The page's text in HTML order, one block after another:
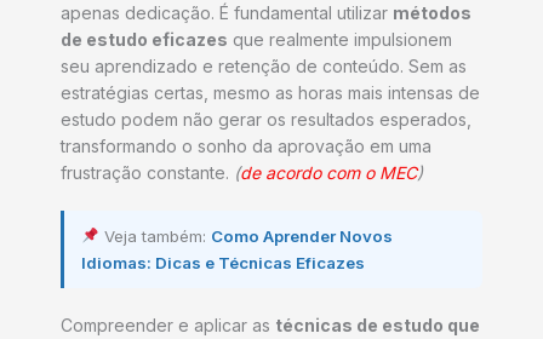
apenas dedicação. É fundamental utilizar métodos
de estudo eficazes que realmente impulsionem
seu aprendizado e retenção de conteúdo. Sem as
estratégias certas, mesmo as horas mais intensas de
estudo podem não gerar os resultados esperados,
transformando o sonho da aprovação em uma
frustração constante. (de acordo com o MEC)
Veja também: Como Aprender Novos
Idiomas: Dicas e Técnicas Eficazes
Compreender e aplicar as técnicas de estudo que